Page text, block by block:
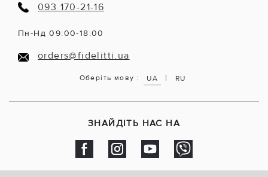
093 170-21-16
Пн-Нд 09:00-18:00
orders@fidelitti.ua
Оберіть мову : UA | RU
ЗНАЙДІТЬ НАС НА